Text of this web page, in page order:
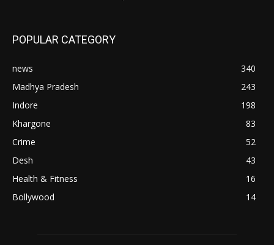
POPULAR CATEGORY
news
340
Madhya Pradesh
243
Indore
198
Khargone
83
Crime
52
Desh
43
Health & Fitness
16
Bollywood
14